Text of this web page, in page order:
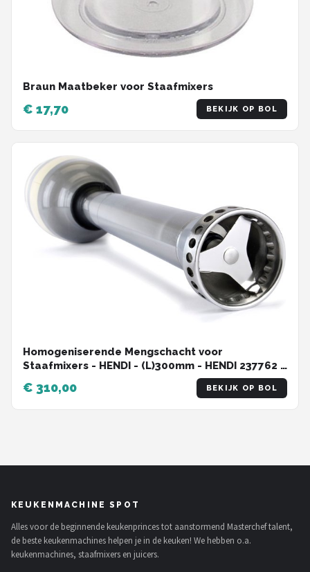
Braun Maatbeker voor Staafmixers
€ 17,70 BEKIJK OP BOL
Homogeniserende Mengschacht voor
Staafmixers - HENDI - (L)300mm - HENDI 237762 -
€ 310,00 BEKIJK OP BOL
KEUKENMACHINE SPOT
Alles voor de beginnende keukenprinces tot aanstormend Masterchef talent,
de beste keukenmachines helpen je in de keuken! We hebben o.a.
keukenmachines, staafmixers en juicers.